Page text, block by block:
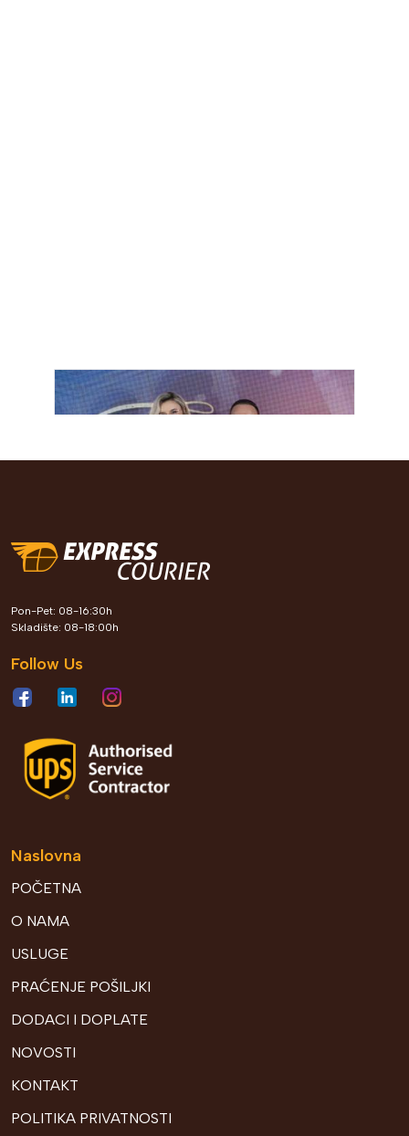
Express Courier kroz Leader
Roots program gradi generaciju
poslovnu budućnost Bosne i
Hercegovine
Pogledaj detalje
Pon-Pet: 08-16:30h
Skladište: 08-18:00h
Follow Us
Naslovna
POČETNA
O NAMA
USLUGE
PRAĆENJE POŠILJKI
DODACI I DOPLATE
NOVOSTI
KONTAKT
POLITIKA PRIVATNOSTI